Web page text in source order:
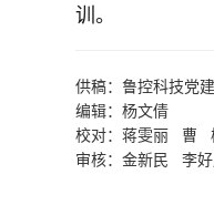
训。
供稿：鲁控科技党
编辑：杨文倩
校对：蒋雯丽 曹
审核：金新民 李